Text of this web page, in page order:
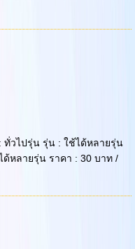
ทั่วไปรุ่น รุ่น : ใช้ได้หลายรุ่น
ด้หลายรุ่น ราคา : 30 บาท /